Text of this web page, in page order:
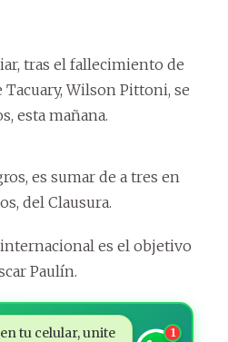
tras el fallecimiento de
Wilson Pittoni, se
esta mañana.
es sumar de a tres en
del Clausura.
es el objetivo
Paulín.
tu celular, unite
1